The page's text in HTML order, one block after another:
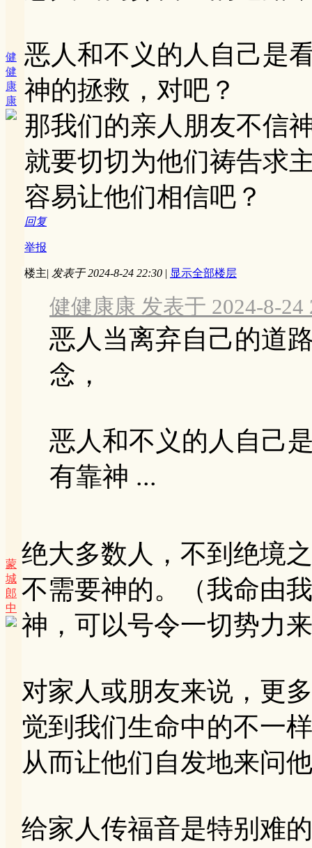
健
健
康
康
恶人和不义的人自己是
神的拯救，对吧？
那我们的亲人朋友不信
就要切切为他们祷告求
容易让他们相信吧？
回复
举报
蒙
城
郎
中
楼主| 发表于 2024-8-24 22:30 | 显示全部楼层
健健康康 发表于 2024-8-24
恶人当离弃自己的道
念，
恶人和不义的人自己
有靠神 ...
绝大多数人，不到绝境
不需要神的。（我命由
神，可以号令一切势力
对家人或朋友来说，更
觉到我们生命中的不一
从而让他们自发地来问
给家人传福音是特别难